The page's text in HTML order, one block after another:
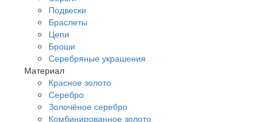
Подвески
Браслеты
Цепи
Броши
Серебряные украшения
Материал
Красное золото
Серебро
Золочёное серебро
Комбинированное золото